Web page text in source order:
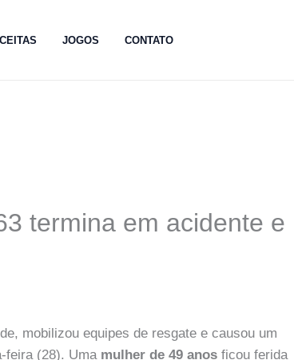
JOGOS CONTATO
termina em acidente e
mobilizou equipes de resgate e causou um
feira (28). Uma mulher de 49 anos ficou ferida